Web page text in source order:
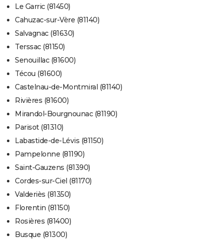
Le Garric (81450)
Cahuzac-sur-Vère (81140)
Salvagnac (81630)
Terssac (81150)
Senouillac (81600)
Técou (81600)
Castelnau-de-Montmiral (81140)
Rivières (81600)
Mirandol-Bourgnounac (81190)
Parisot (81310)
Labastide-de-Lévis (81150)
Pampelonne (81190)
Saint-Gauzens (81390)
Cordes-sur-Ciel (81170)
Valderiès (81350)
Florentin (81150)
Rosières (81400)
Busque (81300)